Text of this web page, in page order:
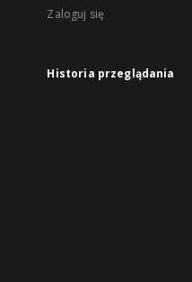
Zaloguj się
Historia przeglądania